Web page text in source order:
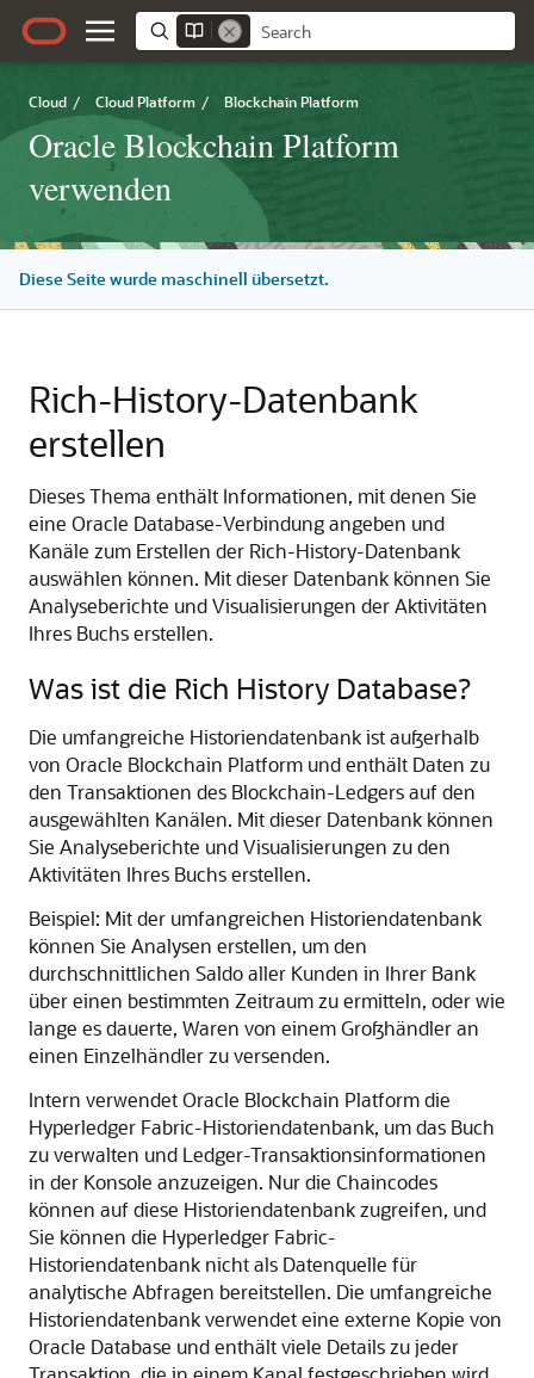
Cloud / Cloud Platform / Blockchain Platform
Oracle Blockchain Platform
verwenden
Diese Seite wurde maschinell übersetzt.
Rich-History-Datenbank
erstellen
Dieses Thema enthält Informationen, mit denen Sie
eine Oracle Database-Verbindung angeben und
Kanäle zum Erstellen der Rich-History-Datenbank
auswählen können. Mit dieser Datenbank können Sie
Analyseberichte und Visualisierungen der Aktivitäten
Ihres Buchs erstellen.
Was ist die Rich History Database?
Die umfangreiche Historiendatenbank ist außerhalb
von Oracle Blockchain Platform und enthält Daten zu
den Transaktionen des Blockchain-Ledgers auf den
ausgewählten Kanälen. Mit dieser Datenbank können
Sie Analyseberichte und Visualisierungen zu den
Aktivitäten Ihres Buchs erstellen.
Beispiel: Mit der umfangreichen Historiendatenbank
können Sie Analysen erstellen, um den
durchschnittlichen Saldo aller Kunden in Ihrer Bank
über einen bestimmten Zeitraum zu ermitteln, oder wie
lange es dauerte, Waren von einem Großhändler an
einen Einzelhändler zu versenden.
Intern verwendetOracle Blockchain Platformdie
Hyperledger Fabric-Historiendatenbank, um das Buch
zu verwalten und Ledger-Transaktionsinformationen
in der Konsole anzuzeigen. Nur die Chaincodes
können auf diese Historiendatenbank zugreifen, und
Sie können die Hyperledger Fabric-
Historiendatenbank nicht als Datenquelle für
analytische Abfragen bereitstellen. Die umfangreiche
Historiendatenbank verwendet eine externe Kopie von
Oracle Database und enthält viele Details zu jeder